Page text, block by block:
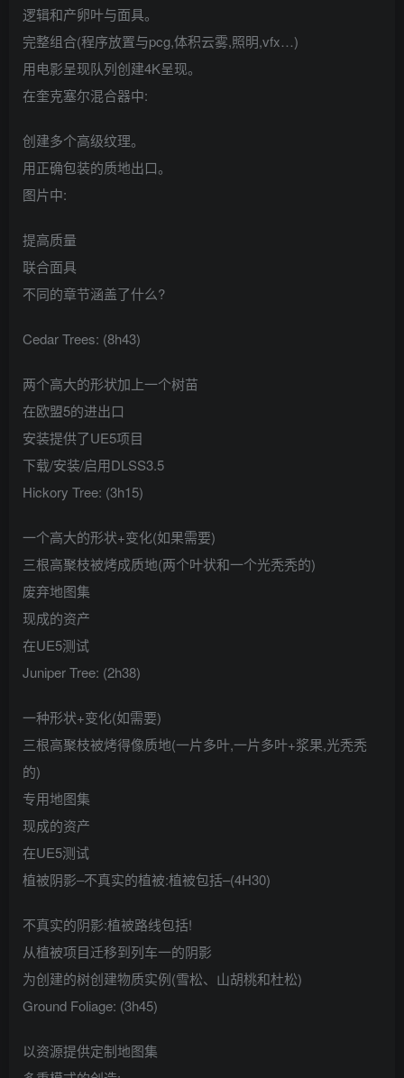
逻辑和产卵叶与面具。
完整组合(程序放置与pcg,体积云雾,照明,vfx…)
用电影呈现队列创建4K呈现。
在奎克塞尔混合器中:
创建多个高级纹理。
用正确包装的质地出口。
图片中:
提高质量
联合面具
不同的章节涵盖了什么?
Cedar Trees: (8h43)
两个高大的形状加上一个树苗
在欧盟5的进出口
安装提供了UE5项目
下载/安装/启用DLSS3.5
Hickory Tree: (3h15)
一个高大的形状+变化(如果需要)
三根高聚枝被烤成质地(两个叶状和一个光秃秃的)
废弃地图集
现成的资产
在UE5测试
Juniper Tree: (2h38)
一种形状+变化(如需要)
三根高聚枝被烤得像质地(一片多叶,一片多叶+浆果,光秃秃
的)
专用地图集
现成的资产
在UE5测试
植被阴影–不真实的植被:植被包括–(4H30)
不真实的阴影:植被路线包括!
从植被项目迁移到列车一的阴影
为创建的树创建物质实例(雪松、山胡桃和杜松)
Ground Foliage: (3h45)
以资源提供定制地图集